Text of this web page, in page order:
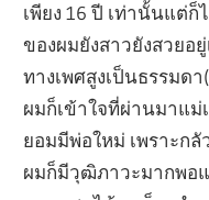
เพียง 16 ปี เท่านั้นแต่ก็
ของผมยังสาวยังสวยอ
ทางเพศสูงเป็นธรรมด
ผมก็เข้าใจที่ผ่านมาแม่
ยอมมีพ่อใหม่ เพราะก
ผมก็มีวุฒิภาวะมากพอ